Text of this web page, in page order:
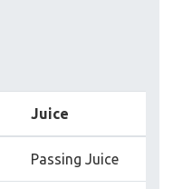
Juice
Passing Juice